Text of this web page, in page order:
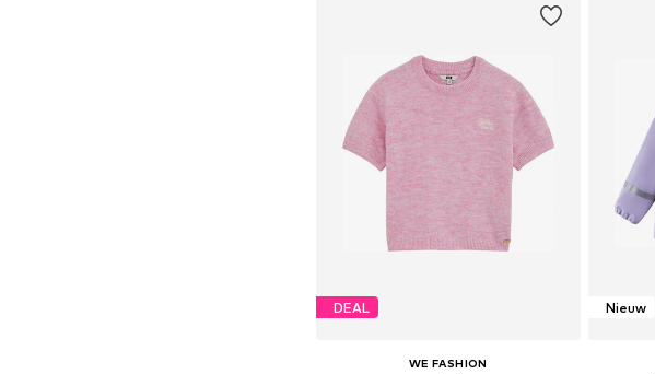
DEAL
WE FASHION
Nieuw